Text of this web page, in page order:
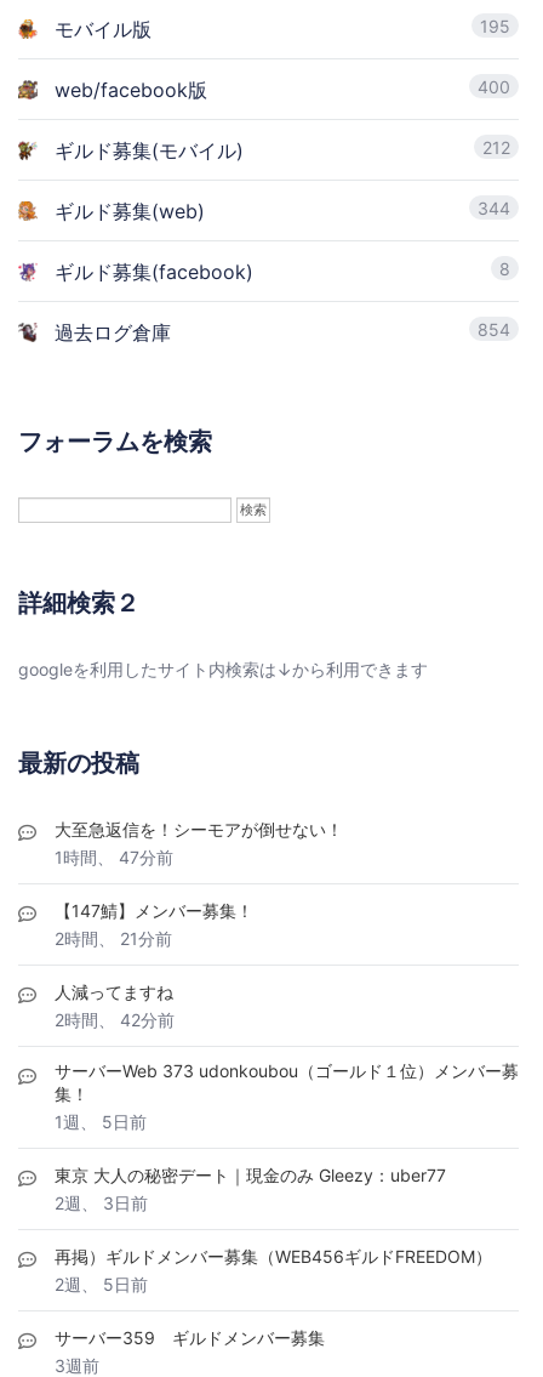
モバイル版 195
web/facebook版 400
ギルド募集(モバイル) 212
ギルド募集(web) 344
ギルド募集(facebook) 8
過去ログ倉庫 854
フォーラムを検索
詳細検索２
googleを利用したサイト内検索は↓から利用できます
最新の投稿
大至急返信を！シーモアが倒せない！
1時間、 47分前
【147鯖】メンバー募集！
2時間、 21分前
人減ってますね
2時間、 42分前
サーバーWeb 373 udonkoubou（ゴールド１位）メンバー募
集！
1週、 5日前
東京 大人の秘密デート｜現金のみ Gleezy：uber77
2週、 3日前
再掲）ギルドメンバー募集（WEB456ギルドFREEDOM）
2週、 5日前
サーバー359 ギルドメンバー募集
3週前